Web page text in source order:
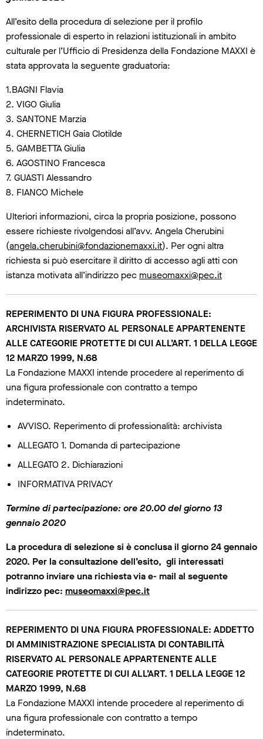
All’esito della procedura di selezione per il profilo
professionale di esperto in relazioni istituzionali in ambito
culturale per l’Ufficio di Presidenza della Fondazione MAXXI è
stata approvata la seguente graduatoria:
1.BAGNI Flavia
2. VIGO Giulia
3. SANTONE Marzia
4. CHERNETICH Gaia Clotilde
5. GAMBETTA Giulia
6. AGOSTINO Francesca
7. GUASTI Alessandro
8. FIANCO Michele
Ulteriori informazioni, circa la propria posizione, possono
essere richieste rivolgendosi all’avv. Angela Cherubini
(angela.cherubini@fondazionemaxxi.it). Per ogni altra
richiesta si può esercitare il diritto di accesso agli atti con
istanza motivata all’indirizzo pec museomaxxi@pec.it
REPERIMENTO DI UNA FIGURA PROFESSIONALE:
ARCHIVISTA RISERVATO AL PERSONALE APPARTENENTE
ALLE CATEGORIE PROTETTE DI CUI ALL’ART. 1 DELLA LEGGE
12 MARZO 1999, N.68
La Fondazione MAXXI intende procedere al reperimento di
una figura professionale con contratto a tempo
indeterminato.
AVVISO. Reperimento di professionalità: archivista
ALLEGATO 1. Domanda di partecipazione
ALLEGATO 2. Dichiarazioni
INFORMATIVA PRIVACY
Termine di partecipazione: ore 20.00 del giorno 13
gennaio 2020
La procedura di selezione si è conclusa il giorno 24 gennaio
2020. Per la consultazione dell’esito, gli interessati
potranno inviare una richiesta via e- mail al seguente
indirizzo pec: museomaxxi@pec.it
REPERIMENTO DI UNA FIGURA PROFESSIONALE: ADDETTO
DI AMMINISTRAZIONE SPECIALISTA DI CONTABILITÀ
RISERVATO AL PERSONALE APPARTENENTE ALLE
CATEGORIE PROTETTE DI CUI ALL’ART. 1 DELLA LEGGE 12
MARZO 1999, N.68
La Fondazione MAXXI intende procedere al reperimento di
una figura professionale con contratto a tempo
indeterminato.